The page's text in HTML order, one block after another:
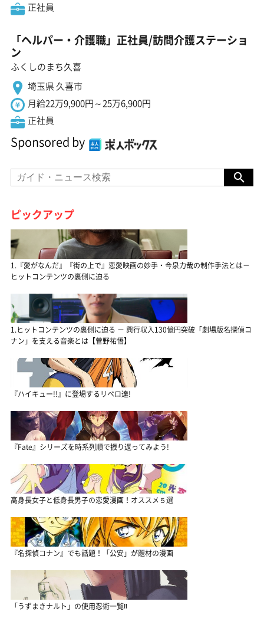
正社員
「ヘルパー・介護職」正社員/訪問介護ステーショ
ン
ふくしのまち久喜
埼玉県 久喜市
月給22万9,900円～25万6,900円
正社員
Sponsored by
ピックアップ
1.『愛がなんだ』『街の上で』恋愛映画の妙手・今泉力哉の制作手法とは－
ヒットコンテンツの裏側に迫る
1.ヒットコンテンツの裏側に迫る － 興行収入130億円突破「劇場版名探偵コ
ナン」を支える音楽とは【菅野祐悟】
『ハイキュー!!』に登場するリベロ達!
『Fate』シリーズを時系列順で振り返ってみよう!
高身長女子と低身長男子の恋愛漫画！オススメ５選
『名探偵コナン』でも話題！「公安」が題材の漫画
「うずまきナルト」の使用忍術一覧‼